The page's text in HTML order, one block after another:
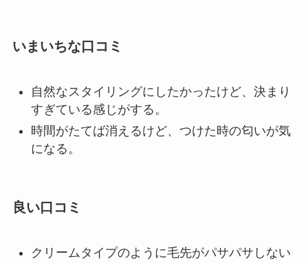
いまいちな口コミ
自然なスタイリングにしたかったけど、決まり
すぎている感じがする。
時間がたてば消えるけど、つけた時の匂いが気
になる。
良い口コミ
クリームタイプのように毛先がパサパサしない